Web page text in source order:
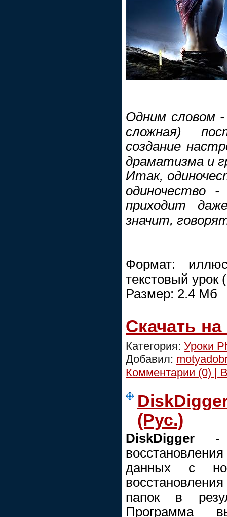
Одним словом
сложная)
создание
драматизма и
Итак,
одиночество
приходит
значит,
Формат:
текстовый урок
Размер: 2.4 Мб
Скачать
Категория: Уроки
Добавил:
Комментарии (0) |
(Рус.)
DiskDigger -
данных с
папок в
Программа